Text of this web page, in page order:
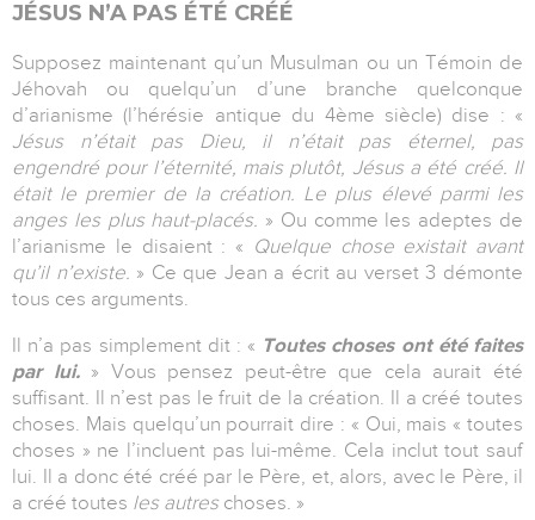
JÉSUS N’A PAS ÉTÉ CRÉÉ
Supposez maintenant qu’un Musulman ou un Témoin de
Jéhovah ou quelqu’un d’une branche quelconque
d’arianisme (l’hérésie antique du 4ème siècle) dise : «
Jésus n’était pas Dieu, il n’était pas éternel, pas
engendré pour l’éternité, mais plutôt, Jésus a été créé. Il
était le premier de la création. Le plus élevé parmi les
anges les plus haut-placés. » Ou comme les adeptes de
l’arianisme le disaient : « Quelque chose existait avant
qu’il n’existe. » Ce que Jean a écrit au verset 3 démonte
tous ces arguments.
Il n’a pas simplement dit : « Toutes choses ont été faites
par lui. » Vous pensez peut-être que cela aurait été
suffisant. Il n’est pas le fruit de la création. Il a créé toutes
choses. Mais quelqu’un pourrait dire : « Oui, mais « toutes
choses » ne l’incluent pas lui-même. Cela inclut tout sauf
lui. Il a donc été créé par le Père, et, alors, avec le Père, il
a créé toutes les autreschoses. »